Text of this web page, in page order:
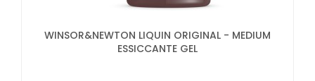
WINSOR&NEWTON LIQUIN ORIGINAL - MEDIUM
ESSICCANTE GEL